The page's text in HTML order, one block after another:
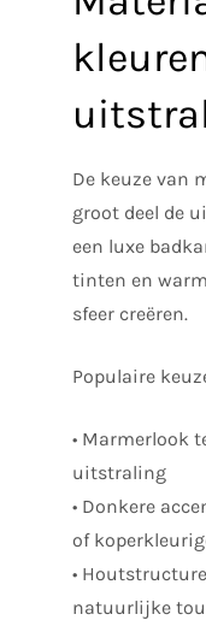
De keuze van
groot deel de
een luxe
tinten en
sfeer creëren.
Populaire
• Marmerlook
uitstraling
• Donkere
of
•
natuurlijke